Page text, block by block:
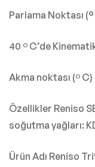
Parlama Noktası
40 º C’de
Akma noktası (º
Özellikler Reniso
soğutma yağları:
Ürün Adı Reniso